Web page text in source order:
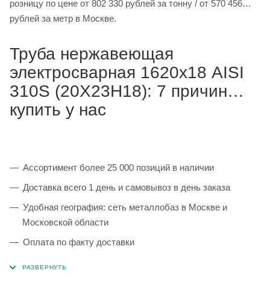
розницу по цене от 802 330 рублей за тонну / от 570 456
рублей за метр в Москве.
Труба нержавеющая
электросварная 1620х18 AISI
310S (20Х23Н18): 7 причин
купить у нас
Ассортимент более 25 000 позиций в наличии
Доставка всего 1 день и самовывоз в день заказа
Удобная география: сеть металлобаз в Москве и
Московской области
Оплата по факту доставки